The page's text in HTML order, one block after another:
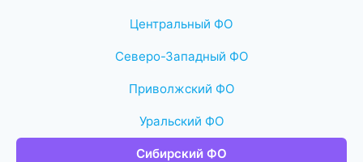
Центральный ФО
Северо-Западный ФО
Приволжский ФО
Уральский ФО
Сибирский ФО